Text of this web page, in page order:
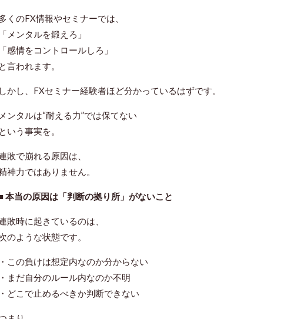
くのFX情報やセミナーでは、
「メンタルを鍛えろ」
「感情をコントロールしろ」
と言われます。
しかし、FXセミナー経験者ほど分かっているはずです。
メンタルは“耐える力”では保てない
という事実を。
敗で崩れる原因は、
神力ではありません。
本当の原因は「判断の拠り所」がないこと
敗時に起きているのは、
のような状態です。
・この負けは想定内なのか分からない
・まだ自分のルール内なのか不明
・どこで止めるべきか判断できない